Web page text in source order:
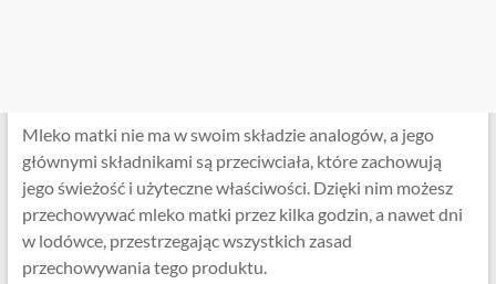
Mleko matki nie ma w swoim składzie analogów, a jego
głównymi składnikami są przeciwciała, które zachowują
jego świeżość i użyteczne właściwości. Dzięki nim możesz
przechowywać mleko matki przez kilka godzin, a nawet dni
w lodówce, przestrzegając wszystkich zasad
przechowywania tego produktu.